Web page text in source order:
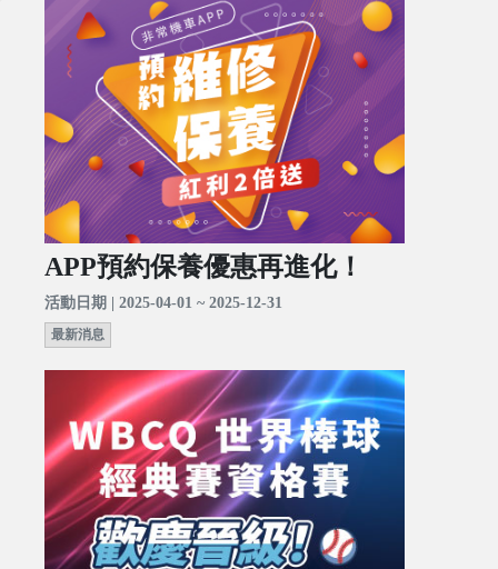
APP預約保養優惠再進化！
活動日期 | 2025-04-01 ~ 2025-12-31
最新消息